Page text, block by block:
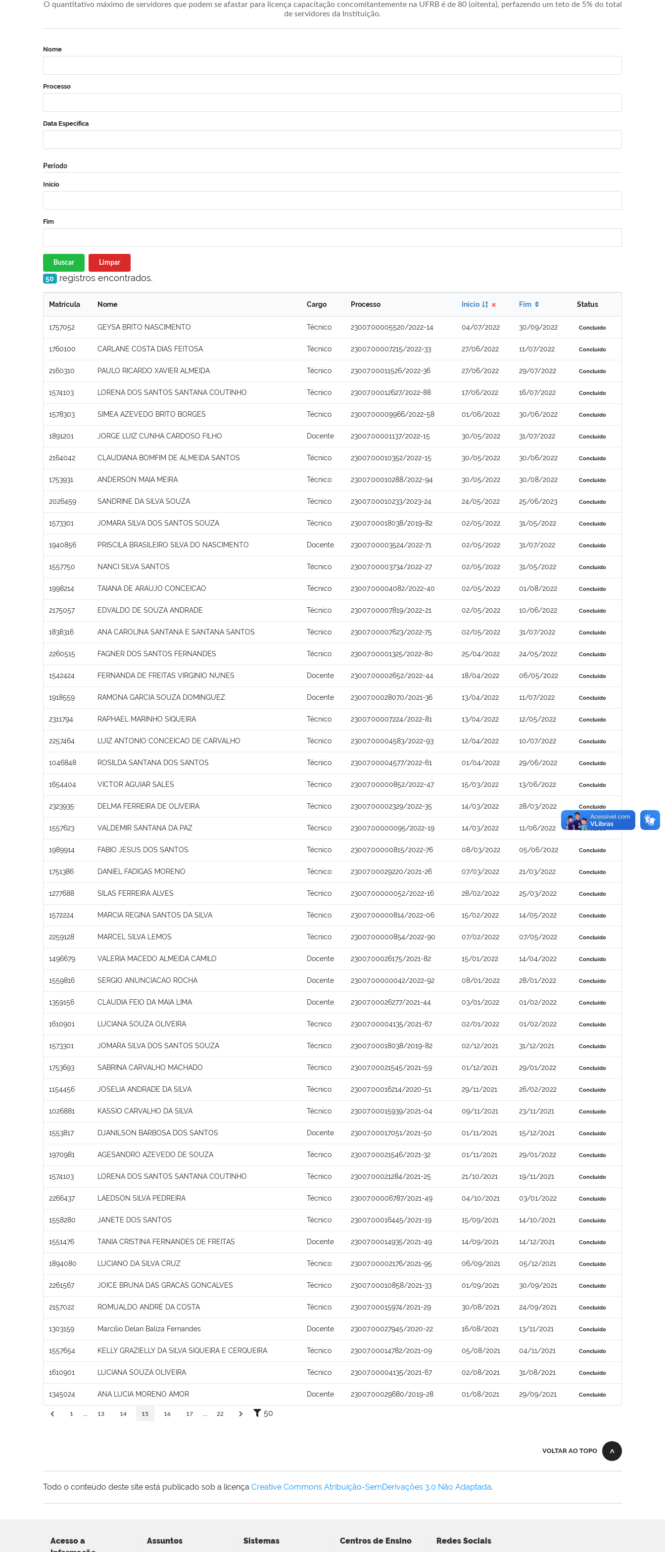
O quantitativo máximo de servidores que podem se afastar para licença capacitação concomitantemente na UFRB é de 80 (oitenta), perfazendo um teto de 5% do total
de servidores da Instituição.
Nome
Processo
Data Específica
Período
Início
Fim
Buscar Limpar
50 registros encontrados.
Matrícula Nome Cargo Processo Início Fim Status
1757052 GEYSA BRITO NASCIMENTO Técnico 23007.00005520/2022-14 04/07/2022 30/09/2022 Concluído
1760100 CARLANE COSTA DIAS FEITOSA Técnico 23007.00007215/2022-33 27/06/2022 11/07/2022 Concluído
2160310 PAULO RICARDO XAVIER ALMEIDA Técnico 23007.00011526/2022-36 27/06/2022 29/07/2022 Concluído
1574103 LORENA DOS SANTOS SANTANA COUTINHO Técnico 23007.00012627/2022-88 17/06/2022 16/07/2022 Concluído
1578303 SIMEA AZEVEDO BRITO BORGES Técnico 23007.00009966/2022-58 01/06/2022 30/06/2022 Concluído
1891201 JORGE LUIZ CUNHA CARDOSO FILHO Docente 23007.00001137/2022-15 30/05/2022 31/07/2022 Concluído
2164042 CLAUDIANA BOMFIM DE ALMEIDA SANTOS Técnico 23007.00010352/2022-15 30/05/2022 30/06/2022 Concluído
1753931 ANDERSON MAIA MEIRA Técnico 23007.00010288/2022-94 30/05/2022 30/08/2022 Concluído
2026459 SANDRINE DA SILVA SOUZA Técnico 23007.00010233/2023-24 24/05/2022 25/06/2023 Concluído
1573301 JOMARA SILVA DOS SANTOS SOUZA Técnico 23007.00018038/2019-82 02/05/2022 31/05/2022 Concluído
1940856 PRISCILA BRASILEIRO SILVA DO NASCIMENTO Docente 23007.00003524/2022-71 02/05/2022 31/07/2022 Concluído
1557750 NANCI SILVA SANTOS Técnico 23007.00003734/2022-27 02/05/2022 31/05/2022 Concluído
1998214 TAIANA DE ARAUJO CONCEICAO Técnico 23007.00004082/2022-40 02/05/2022 01/08/2022 Concluído
2175057 EDVALDO DE SOUZA ANDRADE Técnico 23007.00007819/2022-21 02/05/2022 10/06/2022 Concluído
1838316 ANA CAROLINA SANTANA E SANTANA SANTOS Técnico 23007.00007623/2022-75 02/05/2022 31/07/2022 Concluído
2260515 FAGNER DOS SANTOS FERNANDES Técnico 23007.00001325/2022-80 25/04/2022 24/05/2022 Concluído
1542424 FERNANDA DE FREITAS VIRGINIO NUNES Docente 23007.00002652/2022-44 18/04/2022 06/05/2022 Concluído
1918559 RAMONA GARCIA SOUZA DOMINGUEZ Docente 23007.00028070/2021-36 13/04/2022 11/07/2022 Concluído
2311794 RAPHAEL MARINHO SIQUEIRA Técnico 23007.00007224/2022-81 13/04/2022 12/05/2022 Concluído
2257464 LUIZ ANTONIO CONCEICAO DE CARVALHO Técnico 23007.00004583/2022-93 12/04/2022 10/07/2022 Concluído
1046848 ROSILDA SANTANA DOS SANTOS Técnico 23007.00004577/2022-61 01/04/2022 29/06/2022 Concluído
1654404 VICTOR AGUIAR SALES Técnico 23007.00000852/2022-47 15/03/2022 13/06/2022 Concluído
2323935 DELMA FERREIRA DE OLIVEIRA Técnico 23007.00002329/2022-35 14/03/2022 28/03/2022 Concluído
1557623 VALDEMIR SANTANA DA PAZ Técnico 23007.00000095/2022-19 14/03/2022 11/06/2022 Concluído
1989914 FABIO JESUS DOS SANTOS Técnico 23007.00000815/2022-76 08/03/2022 05/06/2022 Concluído
1751386 DANIEL FADIGAS MORENO Técnico 23007.00029220/2021-26 07/03/2022 21/03/2022 Concluído
1277688 SILAS FERREIRA ALVES Técnico 23007.00000052/2022-16 28/02/2022 25/03/2022 Concluído
1572224 MARCIA REGINA SANTOS DA SILVA Técnico 23007.00000814/2022-06 15/02/2022 14/05/2022 Concluído
2259128 MARCEL SILVA LEMOS Técnico 23007.00000854/2022-90 07/02/2022 07/05/2022 Concluído
1496679 VALERIA MACEDO ALMEIDA CAMILO Docente 23007.00026175/2021-82 15/01/2022 14/04/2022 Concluído
1559816 SERGIO ANUNCIACAO ROCHA Docente 23007.00000042/2022-92 08/01/2022 28/01/2022 Concluído
1359156 CLAUDIA FEIO DA MAIA LIMA Docente 23007.00026277/2021-44 03/01/2022 01/02/2022 Concluído
1610901 LUCIANA SOUZA OLIVEIRA Técnico 23007.00004135/2021-67 02/01/2022 01/02/2022 Concluído
1573301 JOMARA SILVA DOS SANTOS SOUZA Técnico 23007.00018038/2019-82 02/12/2021 31/12/2021 Concluído
1753693 SABRINA CARVALHO MACHADO Técnico 23007.00021545/2021-59 01/12/2021 29/01/2022 Concluído
1154456 JOSELIA ANDRADE DA SILVA Técnico 23007.00016214/2020-51 29/11/2021 26/02/2022 Concluído
1026881 KASSIO CARVALHO DA SILVA Técnico 23007.00015939/2021-04 09/11/2021 23/11/2021 Concluído
1553817 DJANILSON BARBOSA DOS SANTOS Docente 23007.00017051/2021-50 01/11/2021 15/12/2021 Concluído
1970981 AGESANDRO AZEVEDO DE SOUZA Técnico 23007.00021546/2021-32 01/11/2021 29/01/2022 Concluído
1574103 LORENA DOS SANTOS SANTANA COUTINHO Técnico 23007.00021284/2021-25 21/10/2021 19/11/2021 Concluído
2266437 LAEDSON SILVA PEDREIRA Técnico 23007.00006787/2021-49 04/10/2021 03/01/2022 Concluído
1558280 JANETE DOS SANTOS Técnico 23007.00016445/2021-19 15/09/2021 14/10/2021 Concluído
1551476 TANIA CRISTINA FERNANDES DE FREITAS Docente 23007.00014935/2021-49 14/09/2021 14/12/2021 Concluído
1894080 LUCIANO DA SILVA CRUZ Técnico 23007.00002176/2021-95 06/09/2021 05/12/2021 Concluído
2261567 JOICE BRUNA DAS GRACAS GONCALVES Técnico 23007.00010858/2021-33 01/09/2021 30/09/2021 Concluído
2157022 ROMUALDO ANDRÉ DA COSTA Técnico 23007.00015974/2021-29 30/08/2021 24/09/2021 Concluído
1303159 Marcilio Delan Baliza Fernandes Docente 23007.00027945/2020-22 16/08/2021 13/11/2021 Concluído
1557654 KELLY GRAZIELLY DA SILVA SIQUEIRA E CERQUEIRA Técnico 23007.00014782/2021-09 05/08/2021 04/11/2021 Concluído
1610901 LUCIANA SOUZA OLIVEIRA Técnico 23007.00004135/2021-67 02/08/2021 31/08/2021 Concluído
1345024 ANA LUCIA MORENO AMOR Docente 23007.00029680/2019-28 01/08/2021 29/09/2021 Concluído
1 13 14 15 16 17 22 50
VOLTAR AO TOPO
Todo o conteúdo deste site está publicado sob a licença Creative Commons Atribuição-SemDerivações 3.0 Não Adaptada.
Acesso a
Assuntos Sistemas Centros de Ensino Redes Sociais